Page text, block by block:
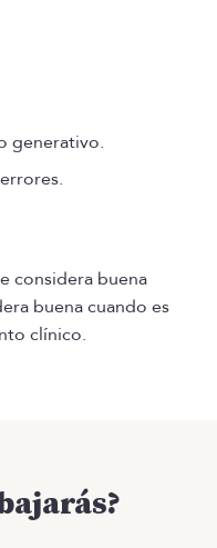
generativo.
considera buena
buena cuando es
clínico.